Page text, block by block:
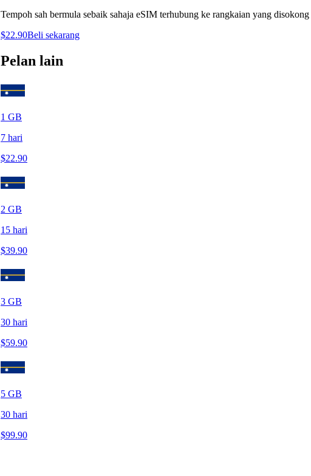
Tempoh sah bermula sebaik sahaja eSIM terhubung ke rangkaian yang disokong
$22.90Beli sekarang
Pelan lain
1 GB
7 hari
$22.90
2 GB
15 hari
$39.90
3 GB
30 hari
$59.90
5 GB
30 hari
$99.90